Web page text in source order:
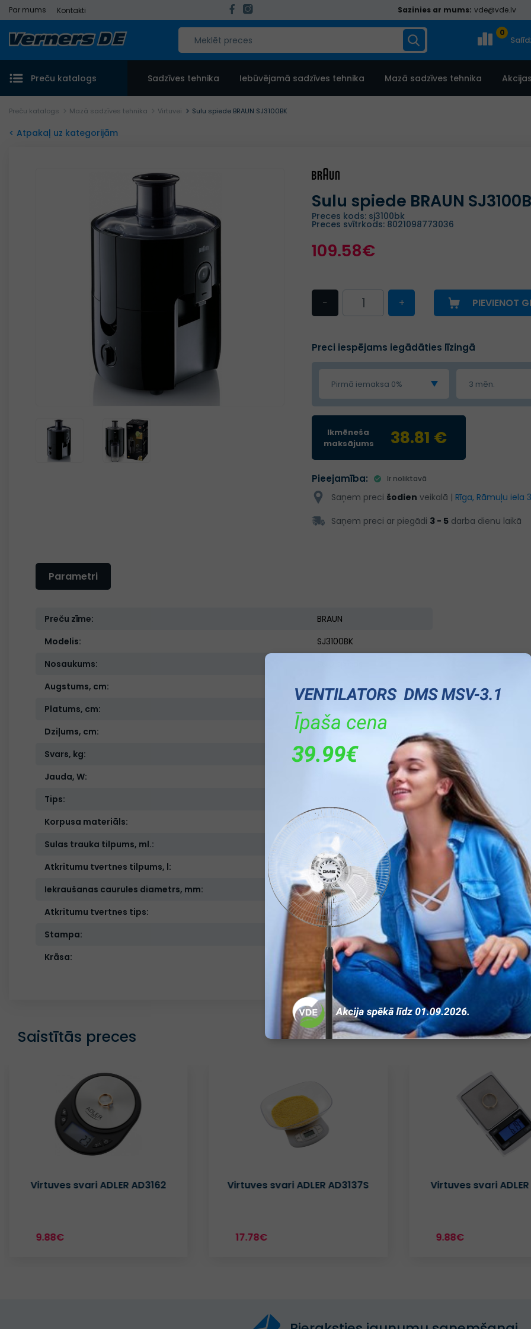
Par mums Kontakti Sazinies ar mums: vde@vde.lv
0
Preču katalogs Sadzīves tehnika Iebūvējamā sadzīves tehnika Mazā sadzīves tehnika
Preču katalogs Mazā sadzīves tehnika Virtuvei Sulu spiede BRAUN SJ3100BK
< Atpakaļ uz kategorijām
Sulu spiede BRAUN
Preces kods: sj3100bk
Preces svītrkods: 8021098773036
109.58€
− + PIEVIENOT
Preci iespējams iegādāties līzingā
Pirmā iemaksa 0% 3 mēn.
Ikmēneša
maksājums
38.81 €
Pieejamība: Ir noliktavā
Saņem preci šodien veikalā | Rīga, Rāmuļu iela
Saņem preci ar piegādi 3 - 5 darba dienu laikā
Parametri
Preču zīme:
BRAUN
Modelis:
SJ3100BK
Nosaukums:
Augstums, cm:
32
Platums, cm:
Dziļums, cm:
20
Svars, kg:
Jauda, W:
Tips:
Korpusa materiāls:
Plastmasas
Sulas trauka tilpums, ml.:
1500
Atkritumu tvertnes tilpums, l:
1,25
Iekraušanas caurules diametrs, mm:
55
Atkritumu tvertnes tips:
Atsevišķa
Stampa:
Krāsa:
Melna
Saistītās preces
Virtuves svari ADLER AD3162
9.88€
Virtuves svari ADLER AD3137S
17.78€
Virtuves svari ADLER
9.88€